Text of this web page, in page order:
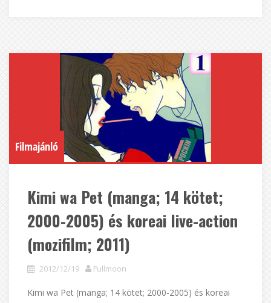
Filmajánló
Kimi wa Pet (manga; 14 kötet;
2000-2005) és koreai live-action
(mozifilm; 2011)
2012/12/19 Fullmoon
Kimi wa Pet (manga; 14 kötet; 2000-2005) és koreai